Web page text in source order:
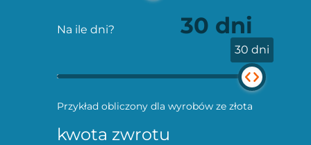
Na ile dni?
30 dni
Przykład obliczony dla wyrobów ze złota
kwota zwrotu